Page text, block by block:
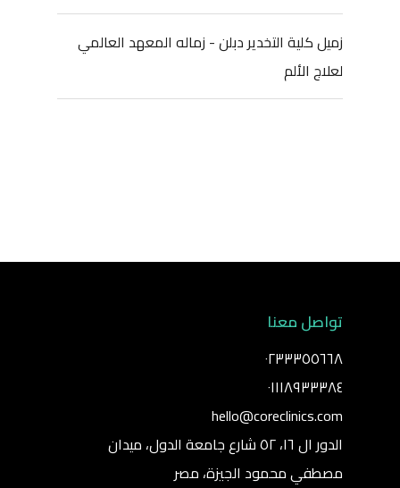
زميل كلية التخدير دبلن - زماله المعهد العالمي
لعلاج الألم
تواصل معنا
٠٢٣٣٣٥٥٦٦٨
٠١١١٨٩٣٣٣٨٤
hello@coreclinics.com
الدور ال ١٦، ٥٢ شارع جامعة الدول، ميدان
مصطفي محمود الجيزة، مصر